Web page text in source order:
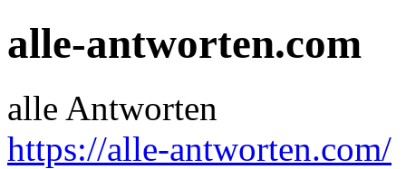
alle-antworten.com
alle Antworten
https://alle-antworten.com/